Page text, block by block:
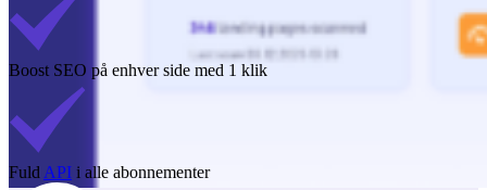
Boost SEO på enhver side med 1 klik
Fuld API i alle abonnementer